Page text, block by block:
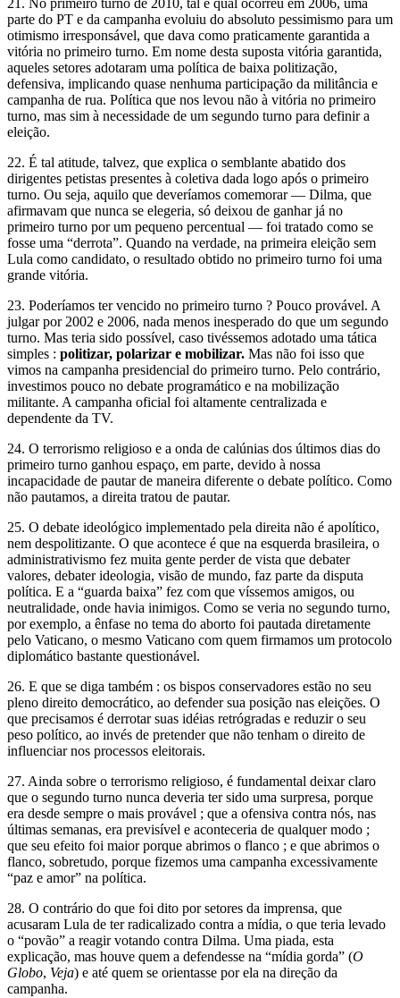
21. No primeiro turno de 2010, tal e qual ocorreu em 2006, uma
parte do PT e da campanha evoluiu do absoluto pessimismo para um
otimismo irresponsável, que dava como praticamente garantida a
vitória no primeiro turno. Em nome desta suposta vitória garantida,
aqueles setores adotaram uma política de baixa politização,
defensiva, implicando quase nenhuma participação da militância e
campanha de rua. Política que nos levou não à vitória no primeiro
turno, mas sim à necessidade de um segundo turno para definir a
eleição.
22. É tal atitude, talvez, que explica o semblante abatido dos
dirigentes petistas presentes à coletiva dada logo após o primeiro
turno. Ou seja, aquilo que deveríamos comemorar — Dilma, que
afirmavam que nunca se elegeria, só deixou de ganhar já no
primeiro turno por um pequeno percentual — foi tratado como se
fosse uma “derrota”. Quando na verdade, na primeira eleição sem
Lula como candidato, o resultado obtido no primeiro turno foi uma
grande vitória.
23. Poderíamos ter vencido no primeiro turno ? Pouco provável. A
julgar por 2002 e 2006, nada menos inesperado do que um segundo
turno. Mas teria sido possível, caso tivéssemos adotado uma tática
simples : politizar, polarizar e mobilizar. Mas não foi isso que
vimos na campanha presidencial do primeiro turno. Pelo contrário,
investimos pouco no debate programático e na mobilização
militante. A campanha oficial foi altamente centralizada e
dependente da TV.
24. O terrorismo religioso e a onda de calúnias dos últimos dias do
primeiro turno ganhou espaço, em parte, devido à nossa
incapacidade de pautar de maneira diferente o debate político. Como
não pautamos, a direita tratou de pautar.
25. O debate ideológico implementado pela direita não é apolítico,
nem despolitizante. O que acontece é que na esquerda brasileira, o
administrativismo fez muita gente perder de vista que debater
valores, debater ideologia, visão de mundo, faz parte da disputa
política. E a “guarda baixa” fez com que víssemos amigos, ou
neutralidade, onde havia inimigos. Como se veria no segundo turno,
por exemplo, a ênfase no tema do aborto foi pautada diretamente
pelo Vaticano, o mesmo Vaticano com quem firmamos um protocolo
diplomático bastante questionável.
26. E que se diga também : os bispos conservadores estão no seu
pleno direito democrático, ao defender sua posição nas eleições. O
que precisamos é derrotar suas idéias retrógradas e reduzir o seu
peso político, ao invés de pretender que não tenham o direito de
influenciar nos processos eleitorais.
27. Ainda sobre o terrorismo religioso, é fundamental deixar claro
que o segundo turno nunca deveria ter sido uma surpresa, porque
era desde sempre o mais provável ; que a ofensiva contra nós, nas
últimas semanas, era previsível e aconteceria de qualquer modo ;
que seu efeito foi maior porque abrimos o flanco ; e que abrimos o
flanco, sobretudo, porque fizemos uma campanha excessivamente
“paz e amor” na política.
28. O contrário do que foi dito por setores da imprensa, que
acusaram Lula de ter radicalizado contra a mídia, o que teria levado
o “povão” a reagir votando contra Dilma. Uma piada, esta
explicação, mas houve quem a defendesse na “mídia gorda” (O
Globo, Veja) e até quem se orientasse por ela na direção da
campanha.